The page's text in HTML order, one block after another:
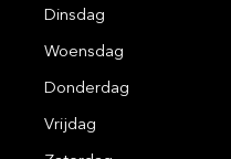
Dinsdag
Woensdag
Donderdag
Vrijdag